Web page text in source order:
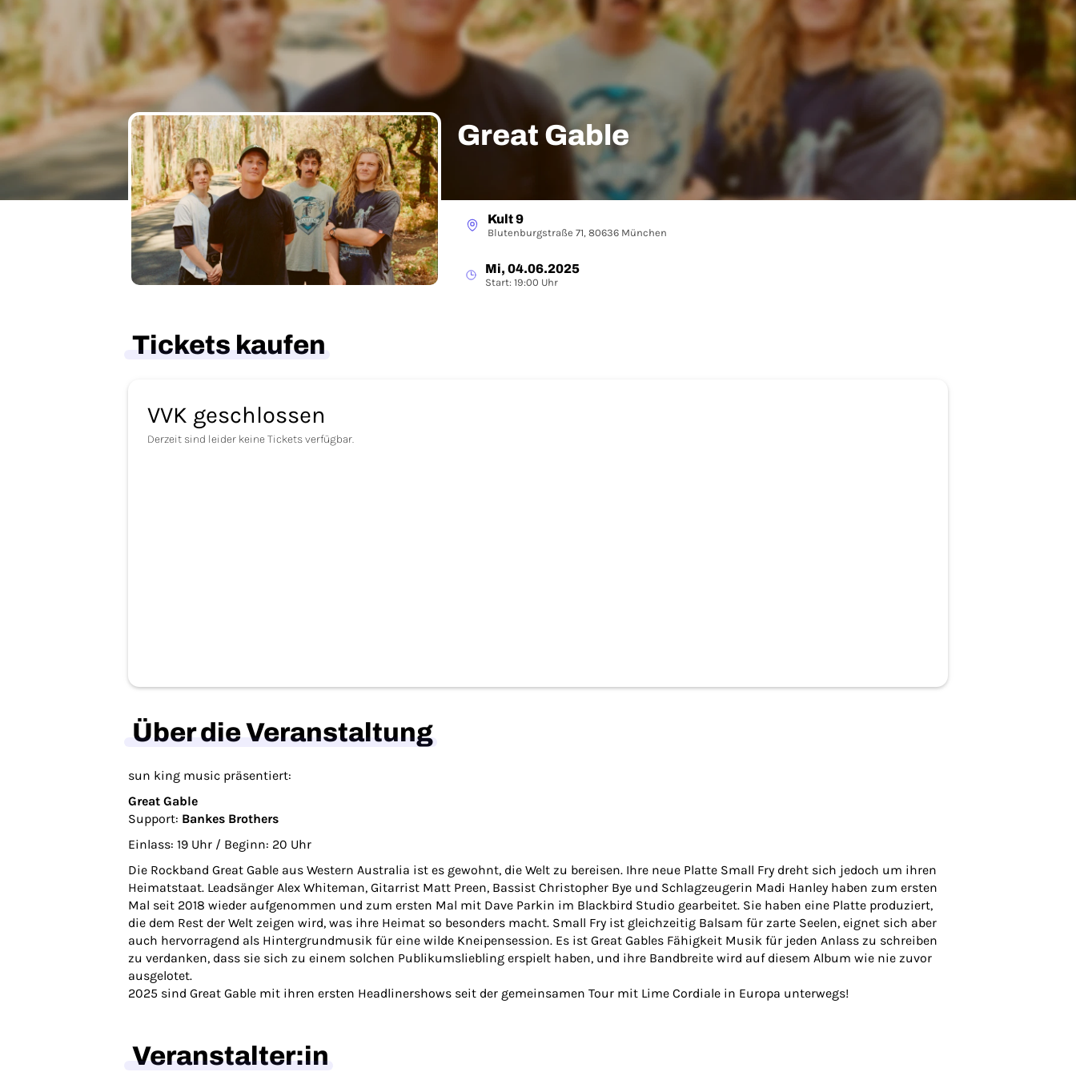
Great Gable
Kult 9
Blutenburgstraße 71, 80636 München
Mi, 04.06.2025
Start: 19:00 Uhr
Tickets kaufen
VVK geschlossen
Derzeit sind leider keine Tickets verfügbar.
Über die Veranstaltung
sun king music präsentiert:
Great Gable
Support: Bankes Brothers
Einlass: 19 Uhr / Beginn: 20 Uhr
Die Rockband Great Gable aus Western Australia ist es gewohnt, die Welt zu bereisen. Ihre neue Platte Small Fry dreht sich jedoch um ihren
Heimatstaat. Leadsänger Alex Whiteman, Gitarrist Matt Preen, Bassist Christopher Bye und Schlagzeugerin Madi Hanley haben zum ersten
Mal seit 2018 wieder aufgenommen und zum ersten Mal mit Dave Parkin im Blackbird Studio gearbeitet. Sie haben eine Platte produziert,
die dem Rest der Welt zeigen wird, was ihre Heimat so besonders macht. Small Fry ist gleichzeitig Balsam für zarte Seelen, eignet sich aber
auch hervorragend als Hintergrundmusik für eine wilde Kneipensession. Es ist Great Gables Fähigkeit Musik für jeden Anlass zu schreiben
zu verdanken, dass sie sich zu einem solchen Publikumsliebling erspielt haben, und ihre Bandbreite wird auf diesem Album wie nie zuvor
ausgelotet.
2025 sind Great Gable mit ihren ersten Headlinershows seit der gemeinsamen Tour mit Lime Cordiale in Europa unterwegs!
Veranstalter:in